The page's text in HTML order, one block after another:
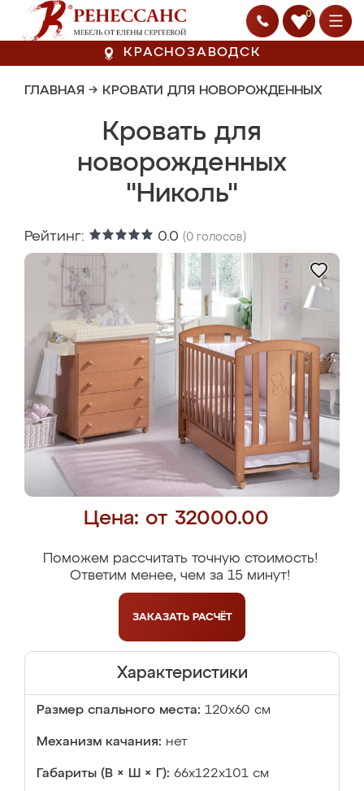
0
КРАСНОЗАВОДСК
ГЛАВНАЯ → КРОВАТИ ДЛЯ НОВОРОЖДЕННЫХ
Кровать для
новорожденных
"Николь"
Рейтинг: 0.0 (0 голосов)
Цена: от 32000.00
Поможем рассчитать точную стоимость!
Ответим менее, чем за 15 минут!
ЗАКАЗАТЬ РАСЧЁТ
Характеристики
Размер спального места: 120x60 см
Механизм качания: нет
Габариты (В × Ш × Г): 66x122x101 см